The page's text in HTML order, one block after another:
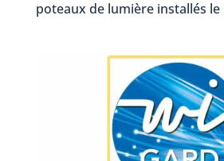
poteaux de lumière installés le